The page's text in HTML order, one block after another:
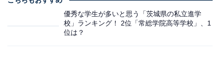
優秀な学生が多いと思う「茨城県の私立進学
校」ランキング！ 2位「常総学院高等学校」、1
位は？